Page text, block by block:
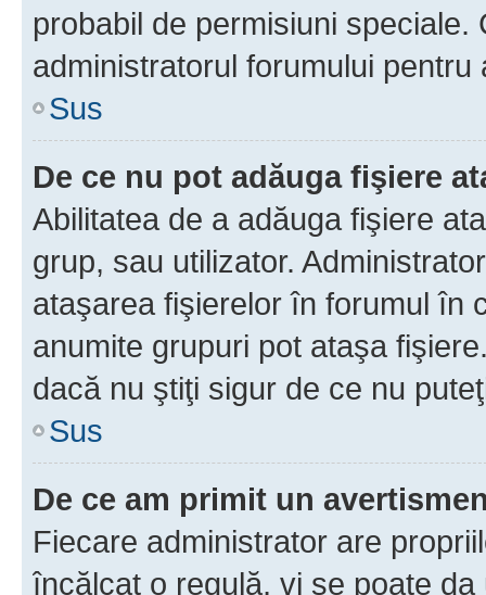
probabil de permisiuni
administratorul forumului pentru
Sus
De ce nu pot adăuga fişiere
Abilitatea de a adăuga fişiere
grup, sau utilizator.
ataşarea fişierelor în forumul în
anumite grupuri pot ataşa
dacă nu ştiţi sigur de ce nu
Sus
De ce am primit un
Fiecare administrator are
încălcat o regulă, vi se poate